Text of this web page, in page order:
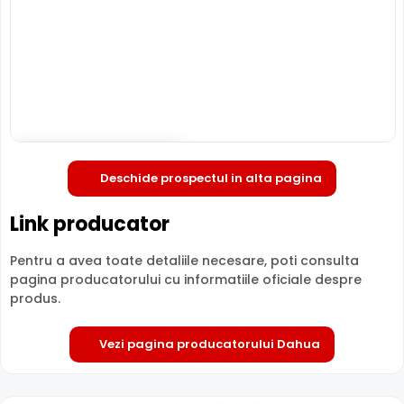
inregistrarii, activarea unei iesiri de alarma sau multe
Deschide prospectul in alta pagina
Link producator
Pentru a avea toate detaliile necesare, poti consulta
pagina producatorului cu informatiile oficiale despre
produs.
Vezi pagina producatorului Dahua